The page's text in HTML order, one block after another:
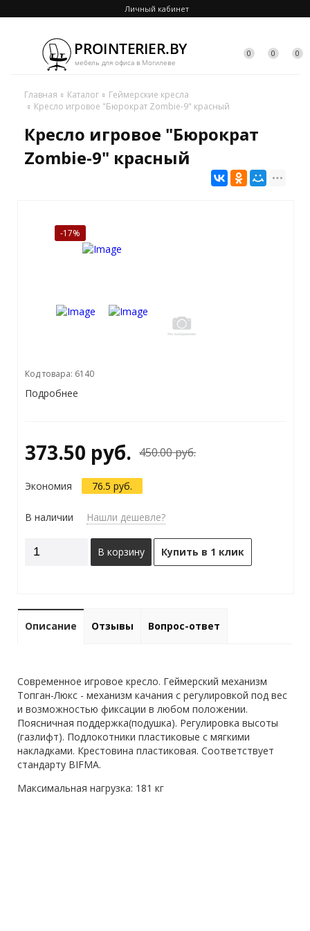
Личный кабинет
0 0 0
Главная Каталог
Геймерские кресла
Кресло игровое "Бюрократ Zombie-9" красный
Кресло игровое "Бюрократ
Zombie-9" красный
-17%
Код товара: 6140
Подробнее
373.50 руб. 450.00 руб.
Экономия 76.5 руб.
В наличии Нашли дешевле?
В корзину Купить в 1 клик
Описание Отзывы Вопрос-ответ
Современное игровое кресло. Геймерский механизм
Топган-Люкс - механизм качания с регулировкой под вес
и возможностью фиксации в любом положении.
Поясничная поддержка(подушка). Регулировка высоты
(газлифт). Подлокотники пластиковые с мягкими
накладками. Крестовина пластиковая. Соответствует
стандарту BIFMA.
Максимальная нагрузка: 181 кг